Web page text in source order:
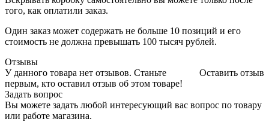
того, как оплатили заказ.
Один заказ может содержать не больше 10 позиций и его
стоимость не должна превышать 100 тысяч рублей.
Отзывы
Оставить отзыв
У данного товара нет отзывов. Станьте
первым, кто оставил отзыв об этом товаре!
Задать вопрос
Вы можете задать любой интересующий вас вопрос по товару
или работе магазина.